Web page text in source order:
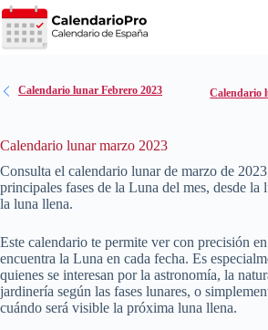
Saltar
al
contenido
Calendario lunar Febrero 2023 Calendario
Calendario lunar marzo 2023
Consulta el calendario lunar de marzo de 2023
principales fases de la Luna del mes, desde la
la luna llena.
Este calendario te permite ver con precisión
encuentra la Luna en cada fecha. Es
quienes se interesan por la astronomía, la
jardinería según las fases lunares, o
cuándo será visible la próxima luna llena.